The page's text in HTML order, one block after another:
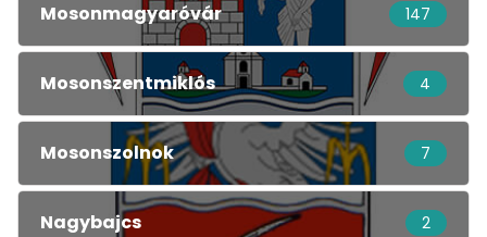
Mosonmagyaróvár 147
Mosonszentmiklós 4
Mosonszolnok 7
Nagybajcs 2